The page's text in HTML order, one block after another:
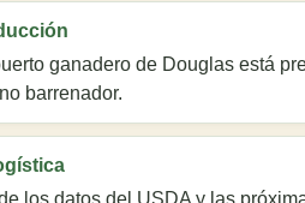
ganadero de Douglas está
barrenador.